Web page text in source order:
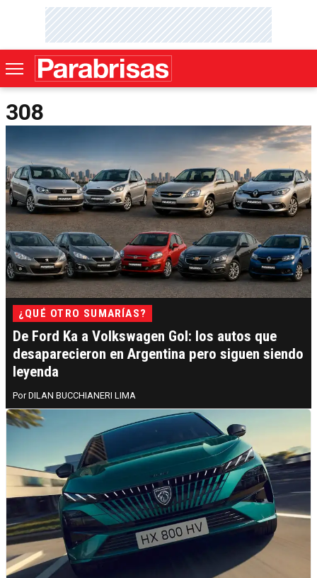
308
¿QUÉ OTRO SUMARÍAS?
De Ford Ka a Volkswagen Gol: los autos que
desaparecieron en Argentina pero siguen siendo
leyenda
DILAN BUCCHIANERI LIMA